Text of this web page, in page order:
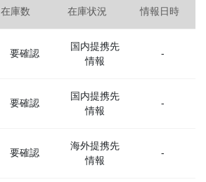
在庫数 在庫状況 情報日時
要確認
国内提携先
情報
-
要確認
国内提携先
情報
-
要確認
海外提携先
情報
-